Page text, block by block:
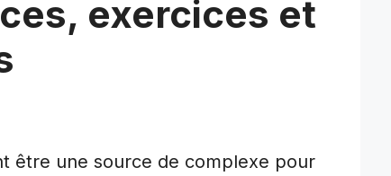
exercices et
être une source de complexe pour